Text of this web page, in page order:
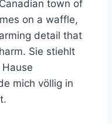
town of
on a waffle,
detail that
Sie stiehlt
mich völlig in